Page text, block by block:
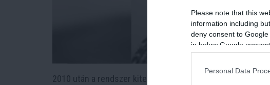
Please note that this
information including
deny consent to
in below Google
Personal Data
2010 után a rendszer kiteljesedett. A kétharmados